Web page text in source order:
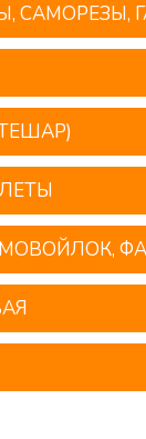
САМОРЕЗЫ,